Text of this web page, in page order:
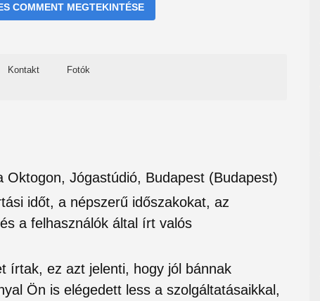
COMMENT MEGTEKINTÉSE
Kontakt Fotók
Oktogon, Jógastúdió, Budapest (Budapest)
időt, a népszerű időszakokat, az
a felhasználók által írt valós
írtak, ez azt jelenti, hogy jól bánnak
Ön is elégedett less a szolgáltatásaikkal,